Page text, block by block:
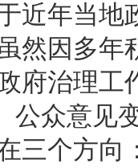
近年当地
然因多年
府治理工
公众意见
三个方向